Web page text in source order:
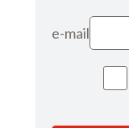
e-mail